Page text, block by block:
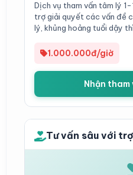
Dịch vụ tham vấn tâm lý
trợ giải quyết các vấn đề
lý, khủng hoảng tuổi dậy
1.000.000đ/giờ
Nhận
Tư vấn sâu với